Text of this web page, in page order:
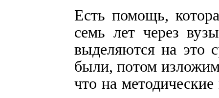
Есть помощь,
семь лет через
выделяются на это
были, потом
что на